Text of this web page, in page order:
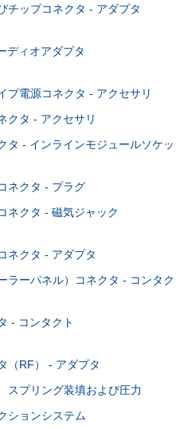
チップコネクタ - アダプタ
ディオアダプタ
プ電源コネクタ - アクセサリ
クタ - アクセサリ
タ - インラインモジュールソケッ
ネクタ - プラグ
ネクタ - 磁気ジャック
ネクタ - アダプタ
ラーパネル）コネクタ - コンタク
- コンタクト
（RF） - アダプタ
スプリング装填および圧力
ションシステム